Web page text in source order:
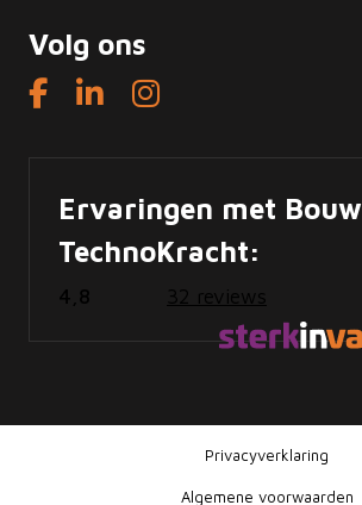
Volg ons
Ervaringen met Bouw
TechnoKracht:
4,8 32 reviews
Privacyverklaring
Algemene voorwaarden